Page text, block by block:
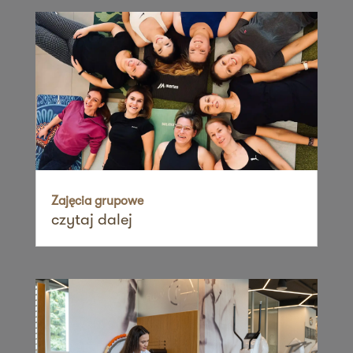
60-461 Poznań
Zapisz mnie
36 MINUT Suchanino
ul. Zygmunta Noskowskiego 17b,
Osiedle Suchanino
80-170 Gdańsk
Zapisz mnie
36 MINUT Suchy Las
ul. Obornicka 104
62-002 Suchy Las
Zapisz mnie
ul. Armii Krajowej 9,
58-100 Świdnica
Zapisz mnie
Zajęcia grupowe
czytaj dalej